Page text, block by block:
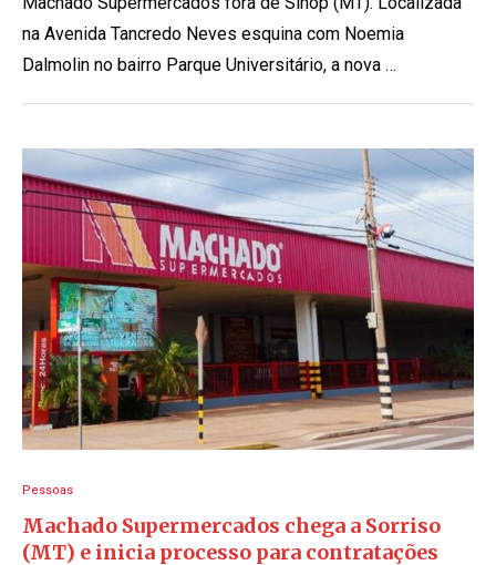
na Avenida Tancredo Neves esquina com Noemia
Dalmolin no bairro Parque Universitário, a nova …
Pessoas
Machado Supermercados chega a Sorriso
(MT) e inicia processo para contratações